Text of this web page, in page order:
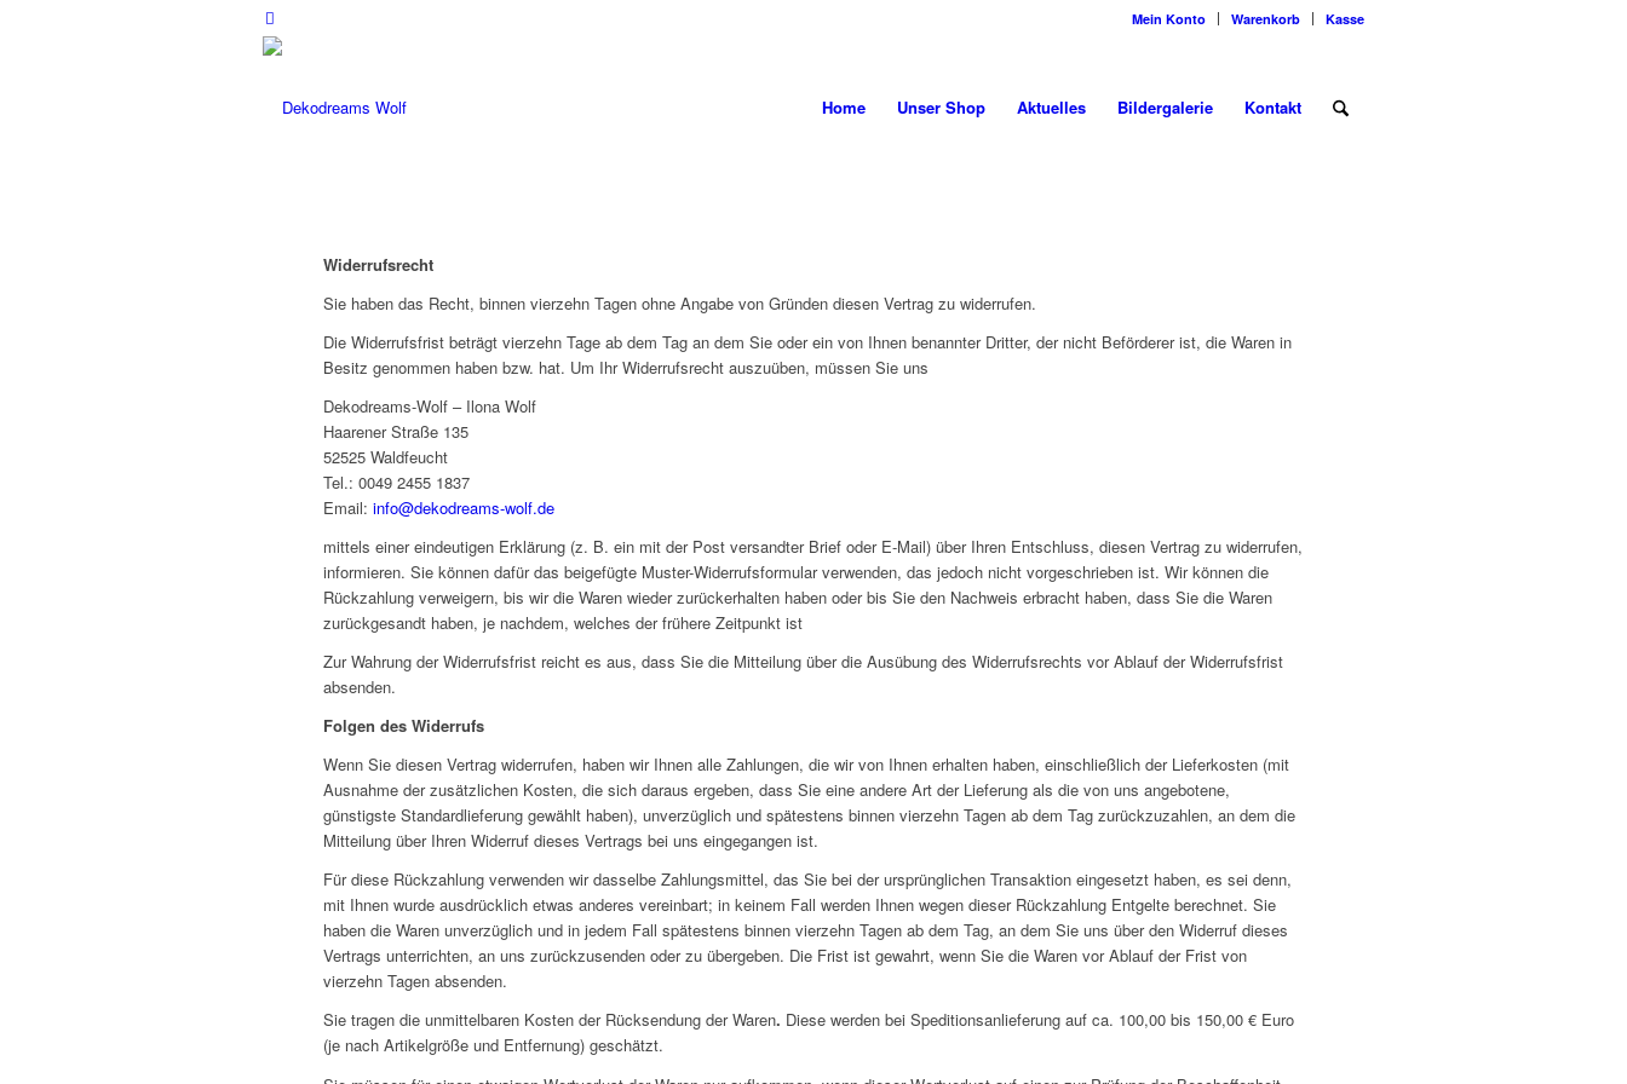
Mein Konto Warenkorb Kasse
Home Unser Shop Aktuelles Bildergalerie Kontakt
Widerrufsrecht
Sie haben das Recht, binnen vierzehn Tagen ohne Angabe von Gründen diesen Vertrag zu widerrufen.
Die Widerrufsfrist beträgt vierzehn Tage ab dem Tag an dem Sie oder ein von Ihnen benannter Dritter, der nicht Beförderer ist, die Waren in
Besitz genommen haben bzw. hat. Um Ihr Widerrufsrecht auszuüben, müssen Sie uns
Dekodreams-Wolf – Ilona Wolf
Haarener Straße 135
52525 Waldfeucht
Tel.: 0049 2455 1837
Email: info@dekodreams-wolf.de
mittels einer eindeutigen Erklärung (z. B. ein mit der Post versandter Brief oder E-Mail) über Ihren Entschluss, diesen Vertrag zu widerrufen,
informieren. Sie können dafür das beigefügte Muster-Widerrufsformular verwenden, das jedoch nicht vorgeschrieben ist. Wir können die
Rückzahlung verweigern, bis wir die Waren wieder zurückerhalten haben oder bis Sie den Nachweis erbracht haben, dass Sie die Waren
zurückgesandt haben, je nachdem, welches der frühere Zeitpunkt ist
Zur Wahrung der Widerrufsfrist reicht es aus, dass Sie die Mitteilung über die Ausübung des Widerrufsrechts vor Ablauf der Widerrufsfrist
absenden.
Folgen des Widerrufs
Wenn Sie diesen Vertrag widerrufen, haben wir Ihnen alle Zahlungen, die wir von Ihnen erhalten haben, einschließlich der Lieferkosten (mit
Ausnahme der zusätzlichen Kosten, die sich daraus ergeben, dass Sie eine andere Art der Lieferung als die von uns angebotene,
günstigste Standardlieferung gewählt haben), unverzüglich und spätestens binnen vierzehn Tagen ab dem Tag zurückzuzahlen, an dem die
Mitteilung über Ihren Widerruf dieses Vertrags bei uns eingegangen ist.
Für diese Rückzahlung verwenden wir dasselbe Zahlungsmittel, das Sie bei der ursprünglichen Transaktion eingesetzt haben, es sei denn,
mit Ihnen wurde ausdrücklich etwas anderes vereinbart; in keinem Fall werden Ihnen wegen dieser Rückzahlung Entgelte berechnet. Sie
haben die Waren unverzüglich und in jedem Fall spätestens binnen vierzehn Tagen ab dem Tag, an dem Sie uns über den Widerruf dieses
Vertrags unterrichten, an uns zurückzusenden oder zu übergeben. Die Frist ist gewahrt, wenn Sie die Waren vor Ablauf der Frist von
vierzehn Tagen absenden.
Sie tragen die unmittelbaren Kosten der Rücksendung der Waren. Diese werden bei Speditionsanlieferung auf ca. 100,00 bis 150,00 € Euro
(je nach Artikelgröße und Entfernung) geschätzt.